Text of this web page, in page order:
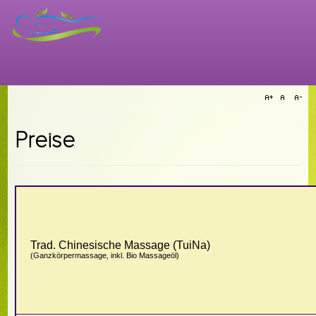
Preise
Trad. Chinesische Massage (TuiNa)
(Ganzkörpermassage, inkl. Bio Massageöl)